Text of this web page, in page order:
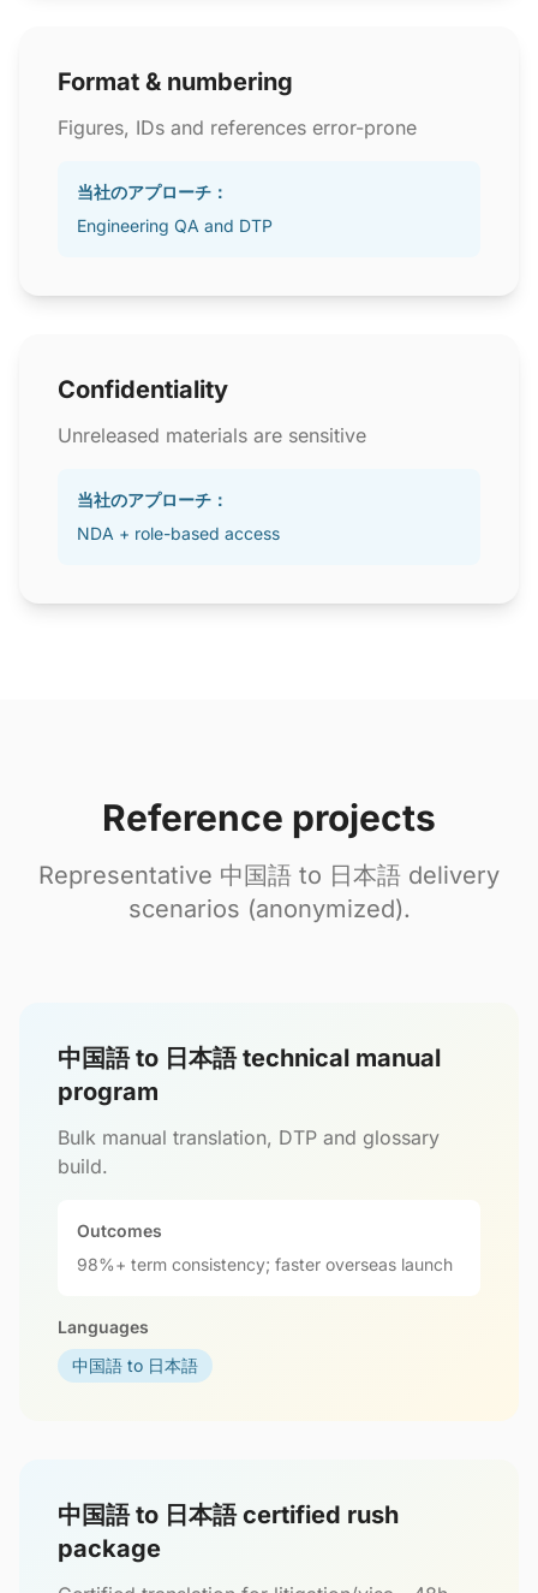
Format & numbering
Figures, IDs and references error-prone
当社のアプローチ：
Engineering QA and DTP
Confidentiality
Unreleased materials are sensitive
当社のアプローチ：
NDA + role-based access
Reference projects
Representative 中国語 to 日本語 delivery
scenarios (anonymized).
中国語 to 日本語 technical manual
program
Bulk manual translation, DTP and glossary
build.
Outcomes
98%+ term consistency; faster overseas launch
Languages
中国語 to 日本語
中国語 to 日本語 certified rush
package